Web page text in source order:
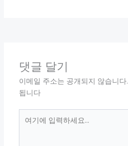
댓글 달기
이메일 주소는 공개되지 않습니다.
됩니다